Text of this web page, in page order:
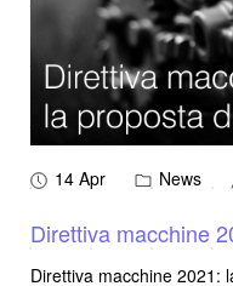
14 Apr News
Direttiva macchine
Direttiva macchine 2021: